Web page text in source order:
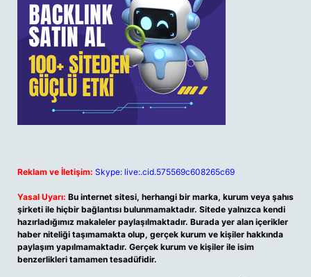
Reklam ve İletişim: Skype: live:.cid.575569c608265c69
Yasal Uyarı: Bu internet sitesi, herhangi bir marka, kurum veya şahıs
şirketi ile hiçbir bağlantısı bulunmamaktadır. Sitede yalnızca kendi
hazırladığımız makaleler paylaşılmaktadır. Burada yer alan içerikler
haber niteliği taşımamakta olup, gerçek kurum ve kişiler hakkında
paylaşım yapılmamaktadır. Gerçek kurum ve kişiler ile isim
benzerlikleri tamamen tesadüfidir.